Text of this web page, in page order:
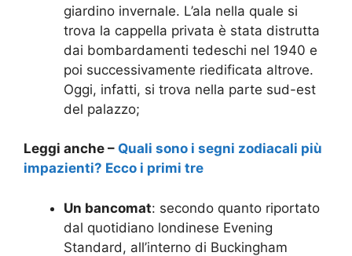
giardino invernale. L’ala nella quale si
trova la cappella privata è stata distrutta
dai bombardamenti tedeschi nel 1940 e
poi successivamente riedificata altrove.
Oggi, infatti, si trova nella parte sud-est
del palazzo;
Leggi anche – Quali sono i segni zodiacali più
impazienti? Ecco i primi tre
Un bancomat: secondo quanto riportato
dal quotidiano londinese Evening
Standard, all’interno di Buckingham